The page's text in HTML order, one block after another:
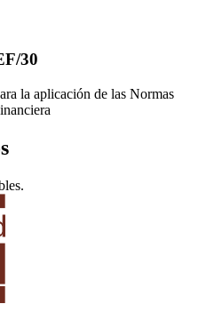
30
la aplicación de las Normas